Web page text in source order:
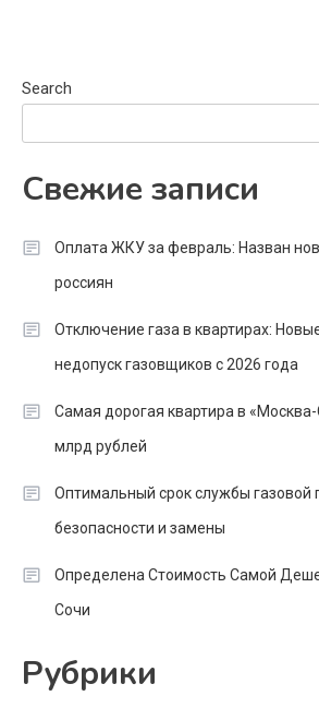
Search
Свежие записи
Оплата ЖКУ за февраль: Назван
россиян
Отключение газа в квартирах:
недопуск газовщиков с 2026 года
Самая дорогая квартира в
млрд рублей
Оптимальный срок службы газовой
безопасности и замены
Определена Стоимость Самой
Сочи
Рубрики